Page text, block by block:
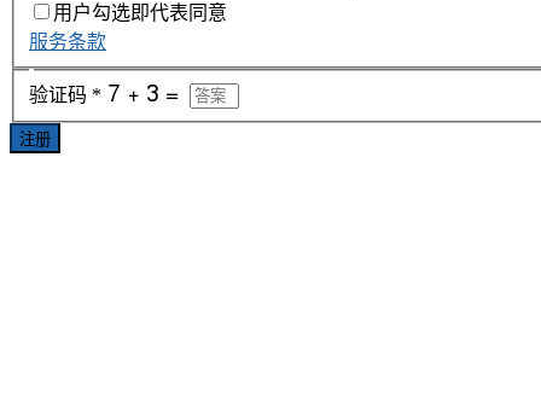
用户勾选即代表同意
服务条款
验证码 *
注册